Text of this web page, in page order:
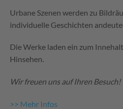
Urbane Szenen werden zu
individuelle Geschichten
Die Werke laden ein zum
Hinsehen.
Wir freuen uns auf Ihren Besuch!
>> Mehr Infos